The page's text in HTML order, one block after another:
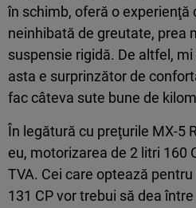
în schimb, oferă o experienţă
neinhibată de greutate, prea
suspensie rigidă. De altfel,
asta e surprinzător de
fac câteva sute bune de
În legătură cu preţurile MX-5
eu, motorizarea de 2 litri 160
TVA. Cei care optează
131 CP vor trebui să dea